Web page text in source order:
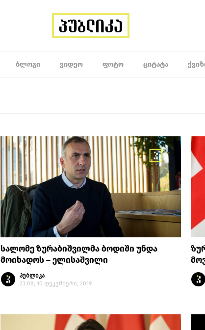
ᲑᲚᲝᲒᲘ ᲕᲘᲓᲔᲝ ᲤᲝᲢᲝ ᲪᲘᲢᲐᲢᲐ
სალომე ზურაბიშვილმა ბოდიში უნდა
მოიხადოს – ელისაშვილი
პუბლიკა
23:08, 10 დეკემბერი, 2019